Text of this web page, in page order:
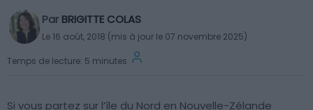
Par BRIGITTE COLAS
Le 16 août, 2018 (mis à jour le 07 novembre 2025)
Temps de lecture: 5 minutes
Si vous partez sur l’île du Nord en Nouvelle-Zélande